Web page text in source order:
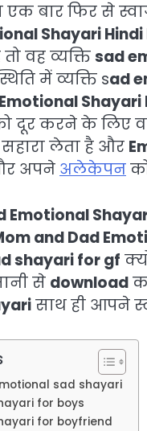
एक बार फिर से
Shayari
वह व्यक्तिsad
में व्यक्ति sad
Shayari
दूर करने के लिए
लेता है और
अपने अलेकेपन
Emotional
and Dad
shayari for gf
से download
साथ ही आपने
sad shayari
for boys
for boyfriend